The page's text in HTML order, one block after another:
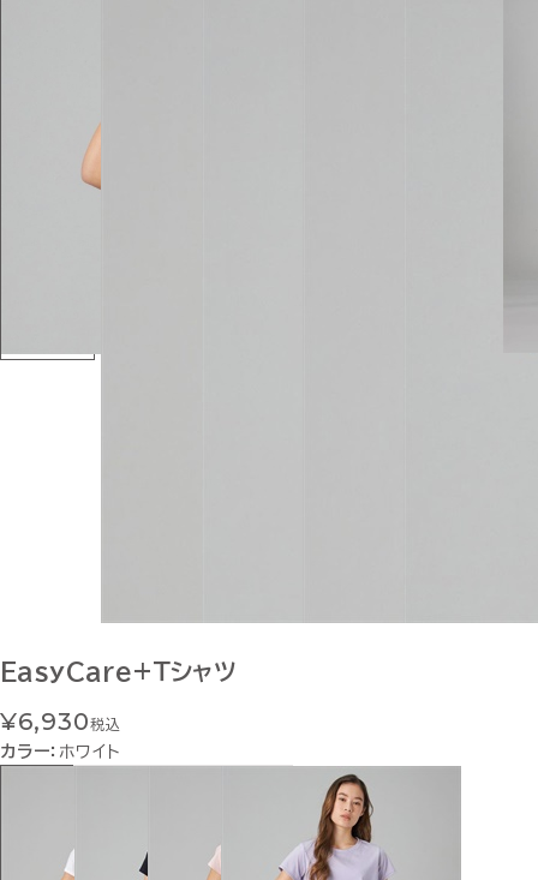
EasyCare+Ｔシャツ
¥6,930税込
カラー： ホワイト